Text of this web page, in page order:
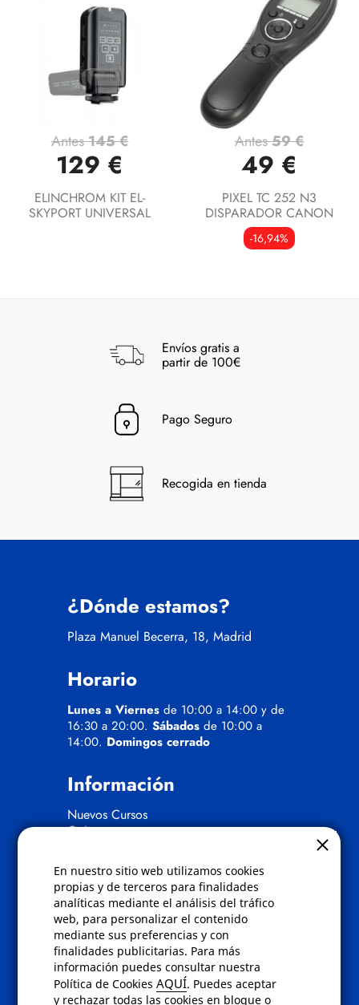
En nuestro sitio web utilizamos cookies
propias y de terceros para finalidades
analíticas mediante el análisis del tráfico
web, para personalizar el contenido
mediante sus preferencias y con
finalidades publicitarias. Para más
información puedes consultar nuestra
Política de CookiesAQUÍ. Puedes aceptar
y rechazar todas las cookies en bloque o
Antes145 €
129 €
ELINCHROM KIT EL-
SKYPORT UNIVERSAL
Antes59 €
49 €
PIXEL TC 252 N3
DISPARADOR CANON
-16,94%
Envíos gratis a
partir de 100€
Pago Seguro
Recogida en tienda
¿Dónde estamos?
Plaza Manuel Becerra, 18, Madrid
Horario
Lunes a Viernes de 10:00 a 14:00 y de
16:30 a 20:00. Sábados de 10:00 a
14:00. Domingos cerrado
Información
Nuevos Cursos
Quienes somos
Políticas
Condiciones de compra
Aviso de privacidad
Cookies
Bajas comunicados comerciales
Derecho de desistimiento
Preguntas frecuentes